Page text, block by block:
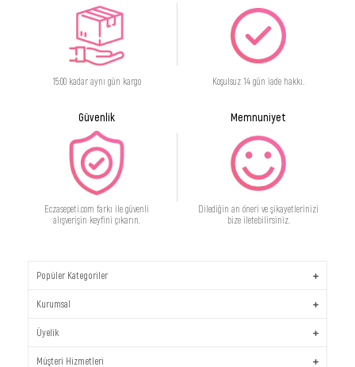
15:00 kadar aynı gün kargo Koşulsuz 14 gün iade hakkı.
Güvenlik
Eczasepeti.com farkı ile güvenli
alışverişin keyfini çıkarın.
Memnuniyet
Dilediğin an öneri ve şikayetlerinizi
bize iletebilirsiniz.
Popüler Kategoriler
Kurumsal
Üyelik
Müşteri Hizmetleri